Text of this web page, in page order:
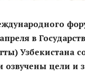
в
Узбекистана
озвучены цели и